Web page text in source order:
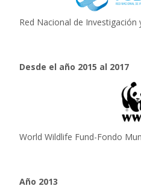
Red Nacional de Investigación
Desde el año 2015 al 2017
World Wildlife Fund-Fondo
Año 2013